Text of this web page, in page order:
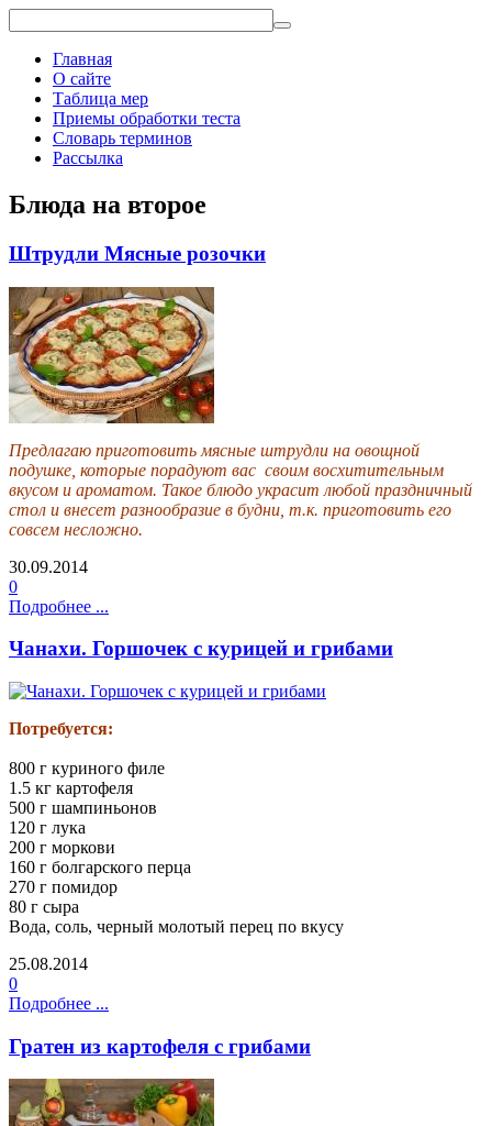
Главная
О сайте
Таблица мер
Приемы обработки теста
Словарь терминов
Рассылка
Блюда на второе
Штрудли Мясные розочки
Предлагаю приготовить мясные штрудли на овощной
подушке, которые порадуют вас своим восхитительным
вкусом и ароматом. Такое блюдо украсит любой праздничный
стол и внесет разнообразие в будни, т.к. приготовить его
совсем несложно.
30.09.2014
0
Подробнее ...
Чанахи. Горшочек с курицей и грибами
Потребуется:
800 г куриного филе
1.5 кг картофеля
500 г шампиньонов
120 г лука
200 г моркови
160 г болгарского перца
270 г помидор
80 г сыра
Вода, соль, черный молотый перец по вкусу
25.08.2014
0
Подробнее ...
Гратен из картофеля с грибами